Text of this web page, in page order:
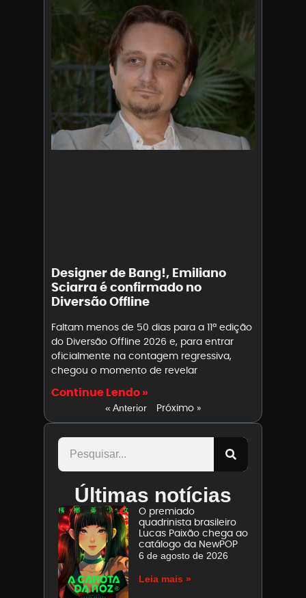
Designer de Bang!, Emiliano
Sciarra é confirmado no
Diversão Offline
Faltam menos de 50 dias para a 11ª edição
do Diversão Offline 2026 e, para entrar
oficialmente na contagem regressiva,
chegou o momento de revelar
Continue Lendo »
« Anterior Próximo »
Últimas notícias
O premiado
quadrinista brasileiro
Lucas Paixão chega ao
catálogo da NewPOP
6 de agosto de 2026
Leia mais »